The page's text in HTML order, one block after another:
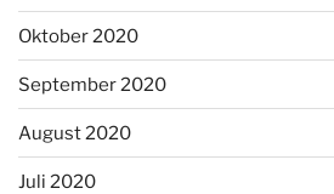
Oktober 2020
September 2020
August 2020
Juli 2020